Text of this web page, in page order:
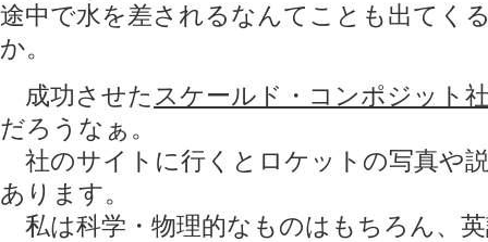
途中で水を差されるなんてことも出てく
か。
成功させた スケールド・コンポジット
だろうなぁ。
社のサイトに行くとロケットの写真や
あります。
私は科学・物理的なものはもちろん、